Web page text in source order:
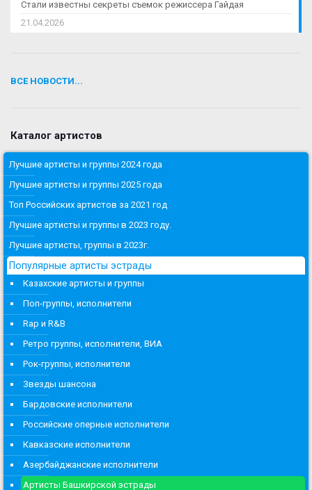
Стали известны секреты съемок режиссера Гайдая
21.04.2026
ВСЕ НОВОСТИ...
Каталог артистов
Лучшие артисты и группы 2024 года
Лучшие артисты и группы 2025 года
Топ Российских артистов за 2021 год
Лучшие артисты и группы в 2023 году.
Лучшие артисты, группы в 2023г.
Популярные артисты эстрады
Казахские артисты и группы
Поп-группы, исполнители
Rap и R&B
Ретро группы, исполнители, ВИА
Рок-группы, исполнители
Звезды шансона
Бардовские исполнители
Российские оперные исполнители
Кавказские исполнители
Азербайджанские исполнители
Артисты Башкирской эстрады